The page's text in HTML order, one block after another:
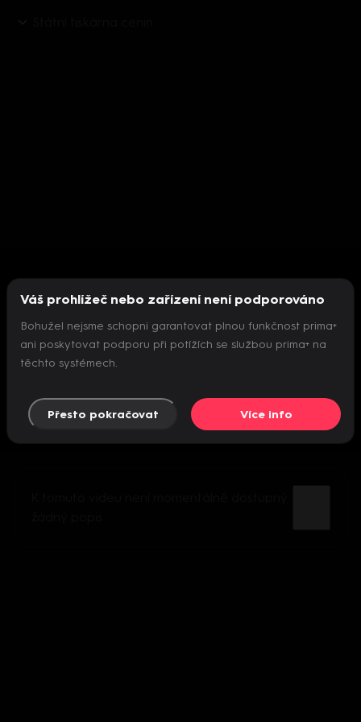
Nepodařilo se inicializovat přehrávač
Váš prohlížeč nebo zařízení není podporováno
Bohužel nejsme schopni garantovat plnou funkčnost prima+
ani poskytovat podporu při potížích se službou prima+ na
těchto systémech.
Přesto pokračovat Více info